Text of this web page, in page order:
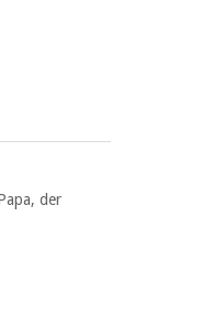
der